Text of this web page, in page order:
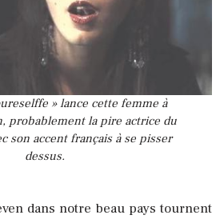
» lance cette femme à
probablement la pire actrice du
son accent français à se pisser
dessus.
dans notre beau pays tournent